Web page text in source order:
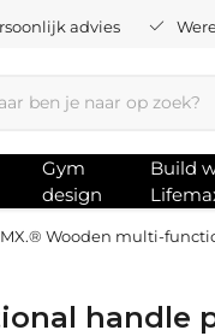
advies
Gym
design
Build
Wooden multi-
handle